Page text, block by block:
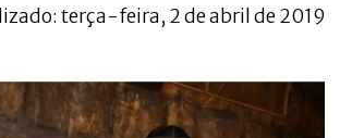
terça-feira, 2 de abril de 2019